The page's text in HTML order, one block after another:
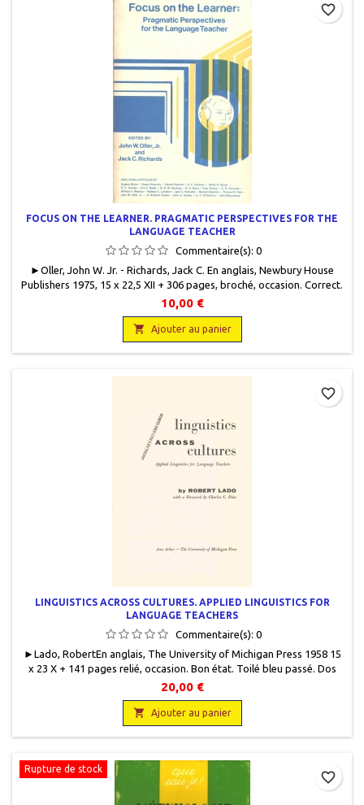
FOCUS ON THE LEARNER. PRAGMATIC PERSPECTIVES FOR THE
LANGUAGE TEACHER
Commentaire(s): 0
►Oller, John W. Jr. - Richards, Jack C. En anglais, Newbury House
Publishers 1975, 15 x 22,5 XII + 306 pages, broché, occasion . Correct.
Couverture usagée, insolée. Bon état intérieur, soulignements au
crayon à papier.
10,00 €
 Ajouter au panier
favorite_border
LINGUISTICS ACROSS CULTURES. APPLIED LINGUISTICS FOR
LANGUAGE TEACHERS
Commentaire(s): 0
►Lado, RobertEn anglais, The University of Michigan Press 1958 15
x 23 X + 141 pages relié, occasion. Bon état. Toilé bleu passé. Dos
insolé. Titre, auteur et double filet gravés or au dos.
20,00 €
 Ajouter au panier
favorite_border
Rupture de stock
favorite_border